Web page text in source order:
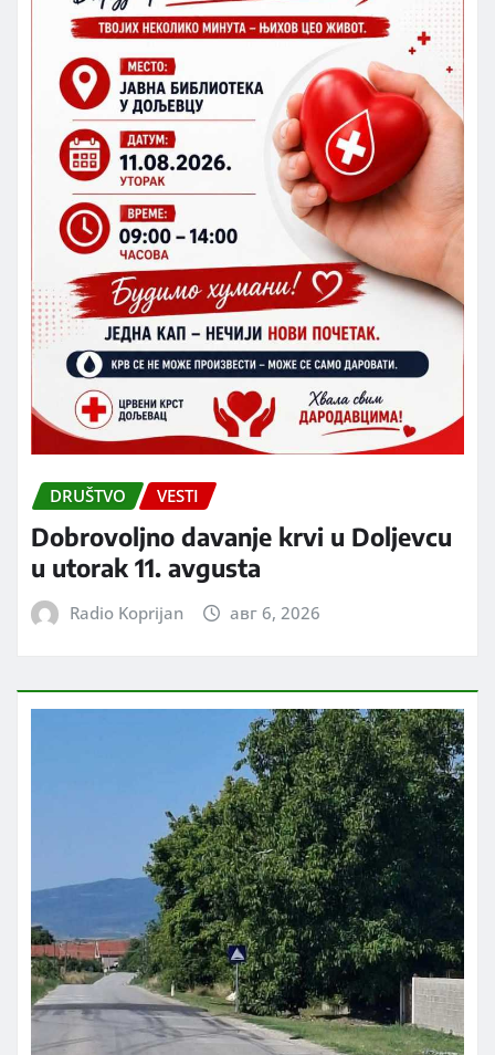
DRUŠTVO VESTI
Dobrovoljno davanje krvi u Doljevcu
u utorak 11. avgusta
Radio Koprijan авг 6, 2026